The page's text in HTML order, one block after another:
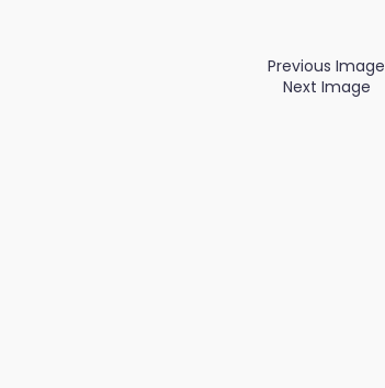
Previous Image
Next Image